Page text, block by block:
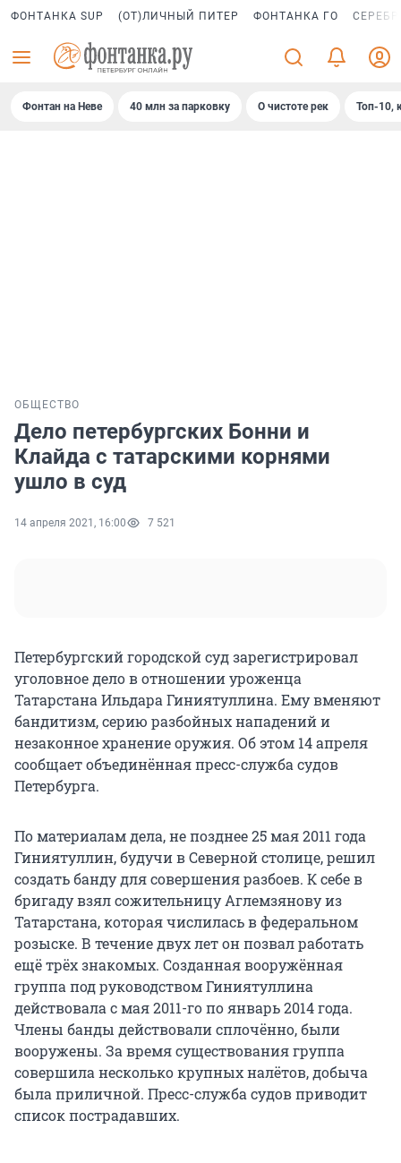
ФОНТАНКА SUP (ОТ)ЛИЧНЫЙ ПИТЕР ФОНТАНКА ГО
Фонтан на Неве 40 млн за парковку О чистоте рек Топ-10,
ОБЩЕСТВО
Дело петербургских Бонни и
Клайда с татарскими корнями
ушло в суд
14 апреля 2021, 16:00 7 521
Петербургский городской суд зарегистрировал
уголовное дело в отношении уроженца
Татарстана Ильдара Гиниятуллина. Ему вменяют
бандитизм, серию разбойных нападений и
незаконное хранение оружия. Об этом 14 апреля
сообщает объединённая пресс-служба судов
Петербурга.
По материалам дела, не позднее 25 мая 2011 года
Гиниятуллин, будучи в Северной столице, решил
создать банду для совершения разбоев. К себе в
бригаду взял сожительницу Аглемзянову из
Татарстана, которая числилась в федеральном
розыске. В течение двух лет он позвал работать
ещё трёх знакомых. Созданная вооружённая
группа под руководством Гиниятуллина
действовала с мая 2011-го по январь 2014 года.
Члены банды действовали сплочённо, были
вооружены. За время существования группа
совершила несколько крупных налётов, добыча
была приличной. Пресс-служба судов приводит
список пострадавших.